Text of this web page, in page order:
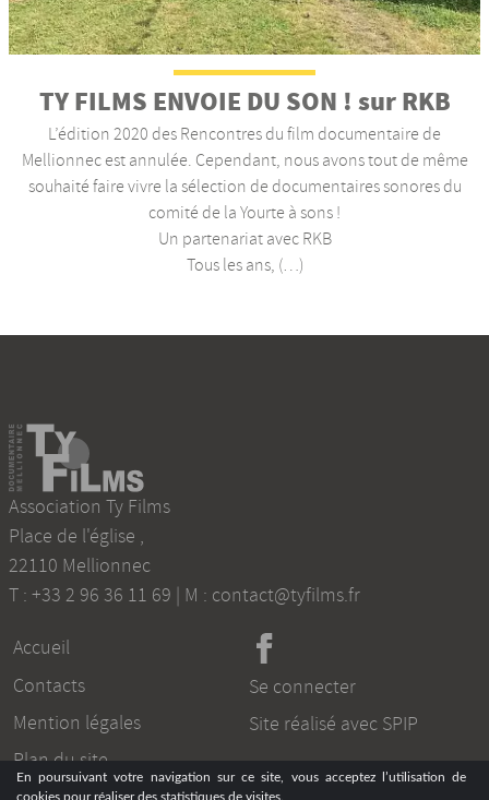
En poursuivant votre navigation sur ce site, vous acceptez l’utilisation de
cookies pour réaliser des statistiques de visites.
TY FILMS ENVOIE DU SON ! sur RKB
L’édition 2020 des Rencontres du film documentaire de
Mellionnec est annulée. Cependant, nous avons tout de même
souhaité faire vivre la sélection de documentaires sonores du
comité de la Yourte à sons !
Un partenariat avec RKB
Tous les ans, (…)
Association Ty Films
Place de l'église ,
22110 Mellionnec
T : +33 2 96 36 11 69 | M : contact@tyfilms.fr
Accueil
Contacts
Mention légales
Plan du site
Se connecter
Site réalisé avec SPIP